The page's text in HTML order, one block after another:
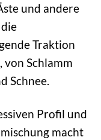
und andere
Traktion
von Schlamm
Schnee.
Profil und
macht